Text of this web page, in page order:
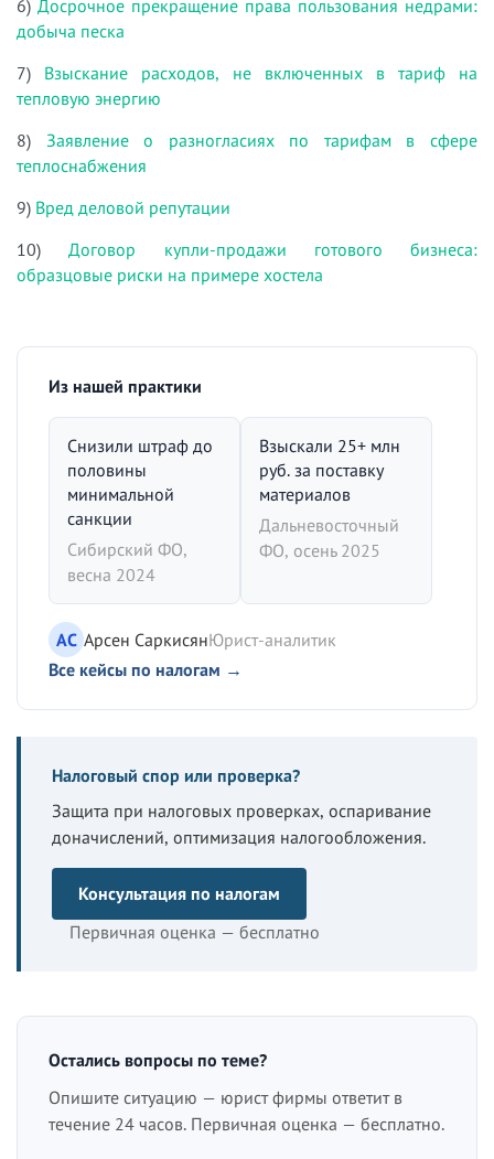
6) Досрочное прекращение права пользования недрами:
добыча песка
7) Взыскание расходов, не включенных в тариф на
тепловую энергию
8) Заявление о разногласиях по тарифам в сфере
теплоснабжения
9) Вред деловой репутации
10)Договор купли-продажи готового бизнеса:
образцовые риски на примере хостела
Из нашей практики
Снизили штраф до
половины
минимальной
санкции
Сибирский ФО,
весна 2024
Взыскали 25+ млн
руб. за поставку
материалов
Дальневосточный
ФО, осень 2025
АС Арсен СаркисянЮрист-аналитик
Все кейсы по налогам →
Налоговый спор или проверка?
Защита при налоговых проверках, оспаривание
доначислений, оптимизация налогообложения.
Консультация по налогам
Первичная оценка — бесплатно
Остались вопросы по теме?
Опишите ситуацию — юрист фирмы ответит в
течение 24 часов. Первичная оценка — бесплатно.